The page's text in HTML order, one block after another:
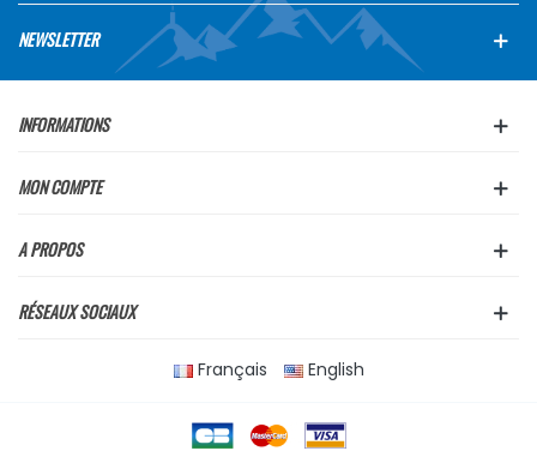
NEWSLETTER
INFORMATIONS
MON COMPTE
A PROPOS
RÉSEAUX SOCIAUX
Français English